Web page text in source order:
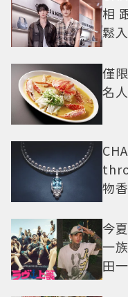
相
鬆
僅
名
物
今
一
田